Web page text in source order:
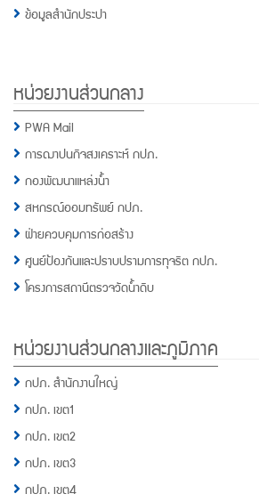
ข้อมูลสำนักประปา
หน่วยงานส่วนกลาง
PWA Mail
การฌาปนกิจสงเคราะห์ กปภ.
กองพัฒนาแหล่งน้ำ
สหกรณ์ออมทรัพย์ กปภ.
ฝ่ายควบคุมการก่อสร้าง
ศูนย์ป้องกันและปราบปรามการทุจริต กปภ.
โครงการสถานีตรวจวัดน้ำดิบ
หน่วยงานส่วนกลางและภูมิภาค
กปภ. สำนักงานใหญ่
กปภ. เขต1
กปภ. เขต2
กปภ. เขต3
กปภ. เขต4